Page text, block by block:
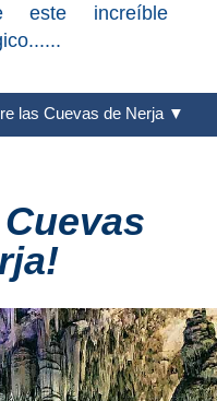
este increíble
las Cuevas de Nerja ▼